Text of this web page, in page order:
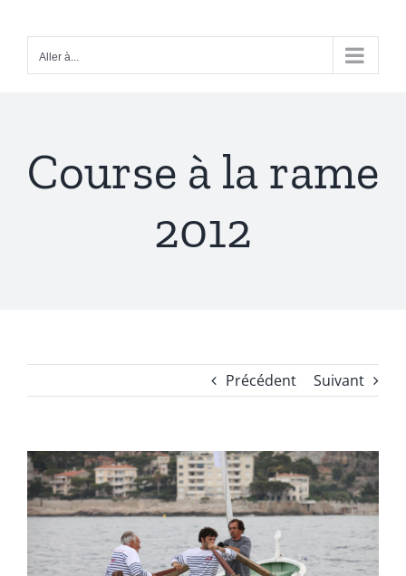
contenuAller à...
Course à la rame
2012
Précédent Suivant
Voir
l'image
agrandie